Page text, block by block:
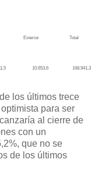
Exterior Total
10.653,6 168.941,3
los últimos trece
para ser
al cierre de
con un
que no se
de los últimos